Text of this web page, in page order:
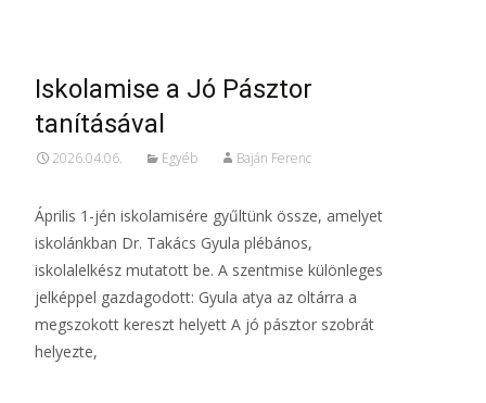
Iskolamise a Jó Pásztor
tanításával
2026.04.06. Egyéb Baján Ferenc
Április 1-jén iskolamisére gyűltünk össze, amelyet
iskolánkban Dr. Takács Gyula plébános,
iskolalelkész mutatott be. A szentmise különleges
jelképpel gazdagodott: Gyula atya az oltárra a
megszokott kereszt helyett A jó pásztor szobrát
helyezte,